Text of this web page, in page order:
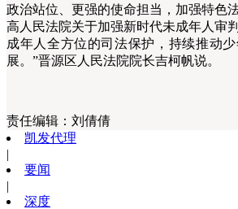
政治站位、更强的使命担当，加强特色
高人民法院关于加强新时代未成年人审
成年人全方位的司法保护，持续推动
展。”晋源区人民法院院长吉柯帆说。
责任编辑： 刘倩倩
凯发代理
|
要闻
|
深度